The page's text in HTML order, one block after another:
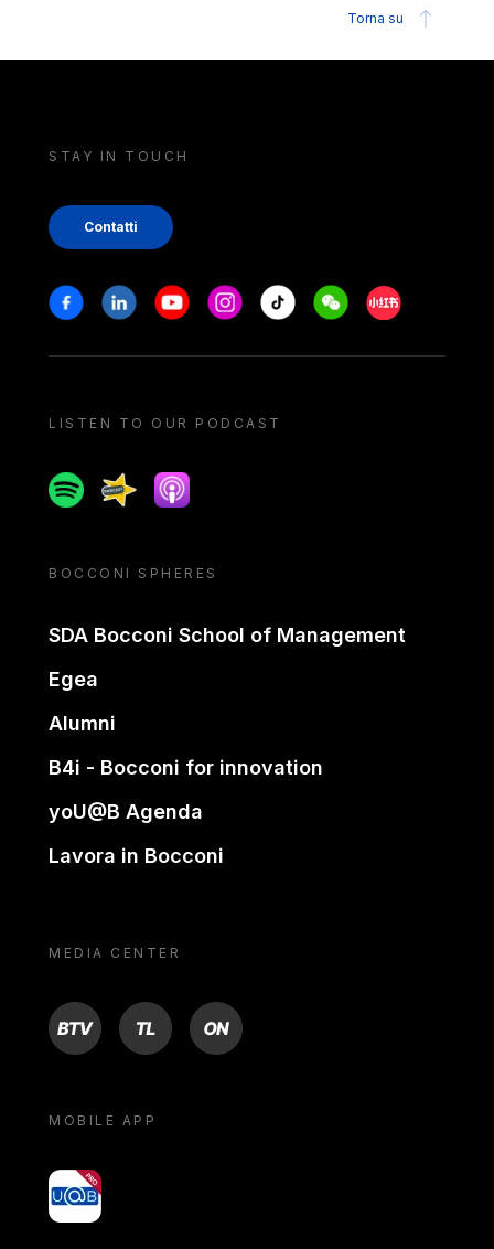
Torna su
STAY IN TOUCH
Contatti
Stay in touch
FacebookLinkedinYoutubeInstagram
Tiktok WeechatXiaohongshu/
LISTEN TO OUR PODCAST
SpotifySpreakerApple podcast
BOCCONI SPHERES
SDA Bocconi School of Management
Egea
Alumni
B4i - Bocconi for innovation
yoU@B Agenda
Lavora in Bocconi
MEDIA CENTER
BTV TL ON
MOBILE APP
yoU@B